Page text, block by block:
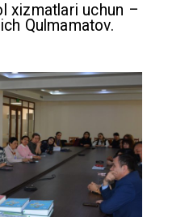
xizmatlari uchun –
Qulmamatov.